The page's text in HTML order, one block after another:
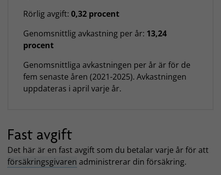
Rörlig avgift: 0,32 procent
Genomsnittlig avkastning per år: 13,24
procent
Genomsnittliga avkastningen per år är för de
fem senaste åren (2021-2025). Avkastningen
uppdateras i april varje år.
Fast avgift
Det här är en fast avgift som du betalar varje år för att
försäkringsgivaren administrerar din försäkring.